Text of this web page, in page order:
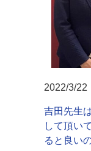
2022/3/22
吉田先生
して頂い
ると良い